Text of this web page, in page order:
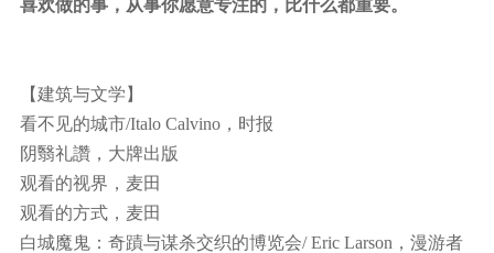
喜欢做的事，从事你愿意专注的，比什么都重要。
【建筑与文学】
看不见的城市/Italo Calvino，时报
阴翳礼讚，大牌出版
观看的视界，麦田
观看的方式，麦田
白城魔鬼：奇蹟与谋杀交织的博览会/ Eric Larson，漫游者